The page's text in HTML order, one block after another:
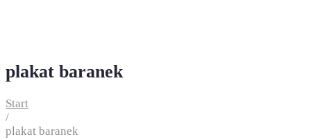
plakat baranek
Start
/
plakat baranek